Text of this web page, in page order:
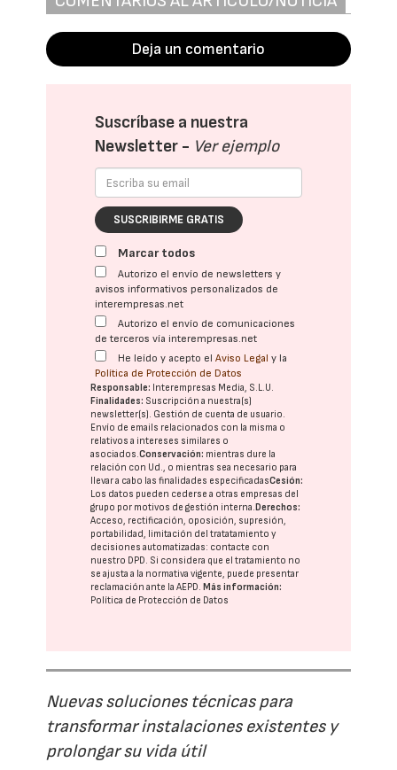
Deja un comentario
Suscríbase a nuestra
Newsletter - Ver ejemplo
SUSCRIBIRME GRATIS
Marcar todos
Autorizo el envío de newsletters y
avisos informativos personalizados de
interempresas.net
Autorizo el envío de comunicaciones
de terceros vía interempresas.net
He leído y acepto elAviso Legal y la
Política de Protección de Datos
Responsable: Interempresas Media, S.L.U.
Finalidades: Suscripción a nuestra(s)
newsletter(s). Gestión de cuenta de usuario.
Envío de emails relacionados con la misma o
relativos a intereses similares o
asociados.Conservación: mientras dure la
relación con Ud., o mientras sea necesario para
llevar a cabo las finalidades especificadasCesión:
Los datos pueden cederse a otras empresas del
grupo por motivos de gestión interna. Derechos:
Acceso, rectificación, oposición, supresión,
portabilidad, limitación del tratatamiento y
decisiones automatizadas: contacte con
nuestro DPD. Si considera que el tratamiento no
se ajusta a la normativa vigente, puede presentar
reclamación ante laAEPD. Más información:
Política de Protección de Datos
Nuevas soluciones técnicas para
transformar instalaciones existentes y
prolongar su vida útil